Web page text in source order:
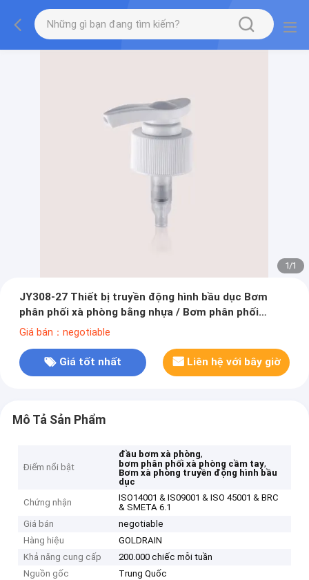
1/1
JY308-27 Thiết bị truyền động hình bầu dục Bơm
phân phối xà phòng bằng nhựa / Bơm phân phối
lotion cho kích thước đóng 24mm và 28mm
Giá bán：negotiable
Giá tốt nhất Liên hệ với bây giờ
Mô Tả Sản Phẩm
Điểm nổi bật
đầu bơm xà phòng,
bơm phân phối xà phòng cầm tay,
Bơm xà phòng truyền động hình bầu
dục
Chứng nhận
ISO14001 & IS09001 & ISO 45001 & BRC
& SMETA 6.1
Giá bán
negotiable
Hàng hiệu
GOLDRAIN
Khả năng cung cấp
200.000 chiếc mỗi tuần
Nguồn gốc
Trung Quốc